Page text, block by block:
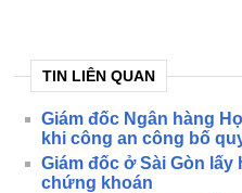
TIN LIÊN QUAN
Giám đốc Ngân hàng
khi công an công bố
Giám đốc ở Sài Gòn
chứng khoán